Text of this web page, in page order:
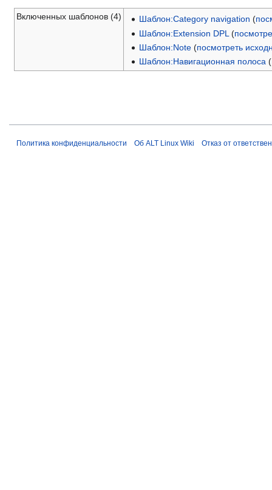
Включенных шаблонов (4) Шаблон:Category navigation (
Шаблон:Extension DPL (
Шаблон:Note (посмотреть
Шаблон:Навигационная полоса (
Политика конфиденциальности Об ALT Linux Wiki Отказ от